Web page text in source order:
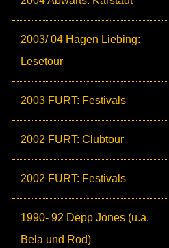
2003/ 04 Hagen Liebing:
Lesetour
2003 FURT: Festivals
2002 FURT: Clubtour
2002 FURT: Festivals
1990- 92 Depp Jones (u.a.
Bela und Rod)